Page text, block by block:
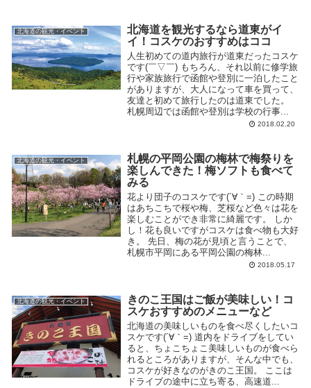
北海道の観光・イベント
北海道を観光するなら道東がイ
イ！コスケのおすすめはココ
人生初めての道内旅行が道東だったコスケ
です(￣▽￣) もちろん、それ以前に修学旅
行や家族旅行で函館や登別に一泊したこと
がありますが、大人になって車を買って、
友達と初めて旅行したのは道東でした。
札幌周辺では函館や登別は学校の行事...
2018.02.20
北海道の観光・イベント
札幌の平岡公園の梅林で梅祭りを
楽しんできた！梅ソフトも食べて
みる
花より団子のコスケです(´∀｀=) この時期
はあちこちで桜や梅、芝桜など色々は花を
楽しむことができ非常に綺麗です。 しか
し！花も良いですがコスケは食べ物も大好
き。 先日、梅の花が見頃と言うことで、
札幌市平岡にある平岡公園の梅林...
2018.05.17
北海道の観光・イベント
きのこ王国はご飯が美味しい！コ
スケおすすめのメニューなど
北海道の美味しいものを食べ尽くしたいコ
スケです(´∀｀=) 道内をドライブをしてい
ると、ちょこちょこ美味しいものが食べら
れるところがありますが、そんな中でも、
コスケが好きなのがきのこ王国。 ここは
ドライブの途中に立ち寄る、高速道...